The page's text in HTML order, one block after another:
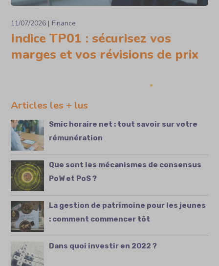
11/07/2026 Finance
Indice TP01 : sécurisez vos
marges et vos révisions de prix
Articles les + lus
Smic horaire net : tout savoir sur votre
rémunération
Que sont les mécanismes de consensus
PoW et PoS ?
La gestion de patrimoine pour les jeunes
: comment commencer tôt
Dans quoi investir en 2022 ?